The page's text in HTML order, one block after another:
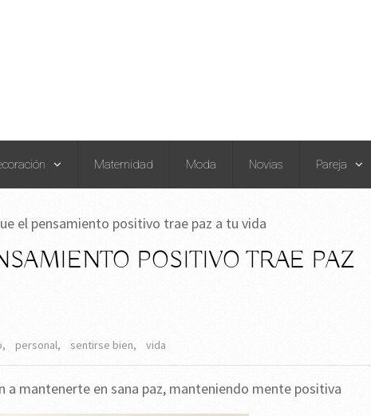
Maternidad Moda Novias Pareja
el pensamiento positivo trae paz a tu vida
POSITIVO TRAE PAZ
, personal, sentirse bien, vida
a mantenerte en sana paz, manteniendo mente positiva